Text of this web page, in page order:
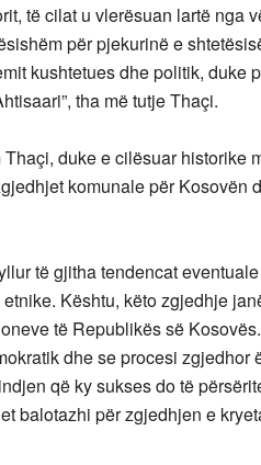
të cilat u vlerësuan lartë nga
për pjekurinë e
kushtetues dhe politik, duke
tha më tutje Thaçi.
duke e cilësuar historike
komunale për Kosovën
të gjitha tendencat
Kështu, këto zgjedhje
të Republikës së
dhe se procesi zgjedhor
që ky sukses do të
balotazhi për zgjedhjen e